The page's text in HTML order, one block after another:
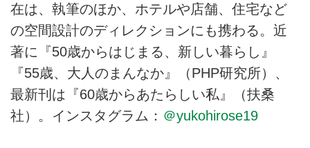
在は、執筆のほか、ホテルや店舗、住宅など
の空間設計のディレクションにも携わる。近
著に『50歳からはじまる、新しい暮らし』
『55歳、大人のまんなか』（PHP研究所）、
最新刊は『60歳からあたらしい私』（扶桑
社）。インスタグラム： ＠yukohirose19